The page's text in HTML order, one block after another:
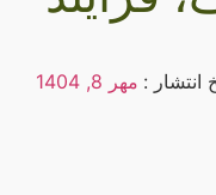
: مهر 8, 1404